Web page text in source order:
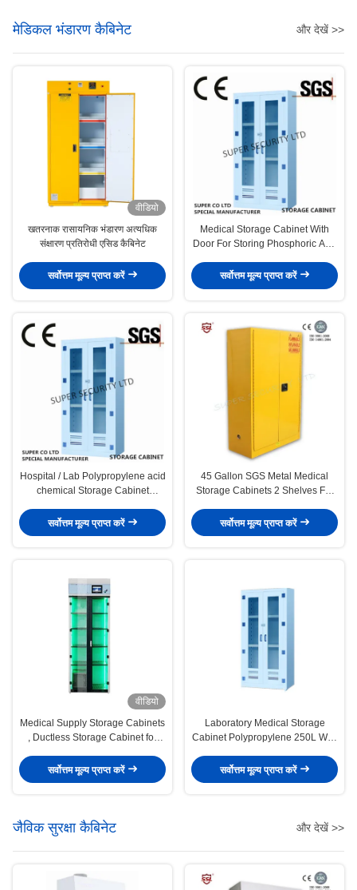
मेडिकल भंडारण कैबिनेट और देखें >>
वीडियो
खतरनाक रासायनिक भंडारण अत्यधिक
संक्षारण प्रतिरोधी एसिड कैबिनेट
सर्वोत्तम मूल्य प्राप्त करें
Medical Storage Cabinet With
Door For Storing Phosphoric And
सर्वोत्तम मूल्य प्राप्त करें
Hospital / Lab Polypropylene acid
chemical Storage Cabinet
सर्वोत्तम मूल्य प्राप्त करें
45 Gallon SGS Metal Medical
Storage Cabinets 2 Shelves For
सर्वोत्तम मूल्य प्राप्त करें
वीडियो
Medical Supply Storage Cabinets
, Ductless Storage Cabinet for
सर्वोत्तम मूल्य प्राप्त करें
Laboratory Medical Storage
Cabinet Polypropylene 250L With
सर्वोत्तम मूल्य प्राप्त करें
जैविक सुरक्षा कैबिनेट और देखें >>